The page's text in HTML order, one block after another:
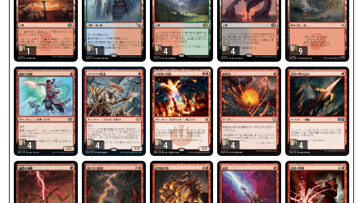
1 1 4 4 9
4 4 4 4 4